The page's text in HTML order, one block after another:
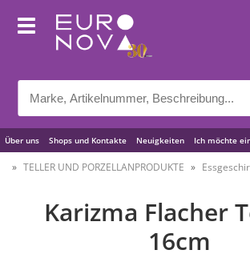
Über uns Shops und Kontakte Neuigkeiten Ich möchte
Nützliche Tipps
TELLER UND PORZELLANPRODUKTE
Karizma Flacher
16cm